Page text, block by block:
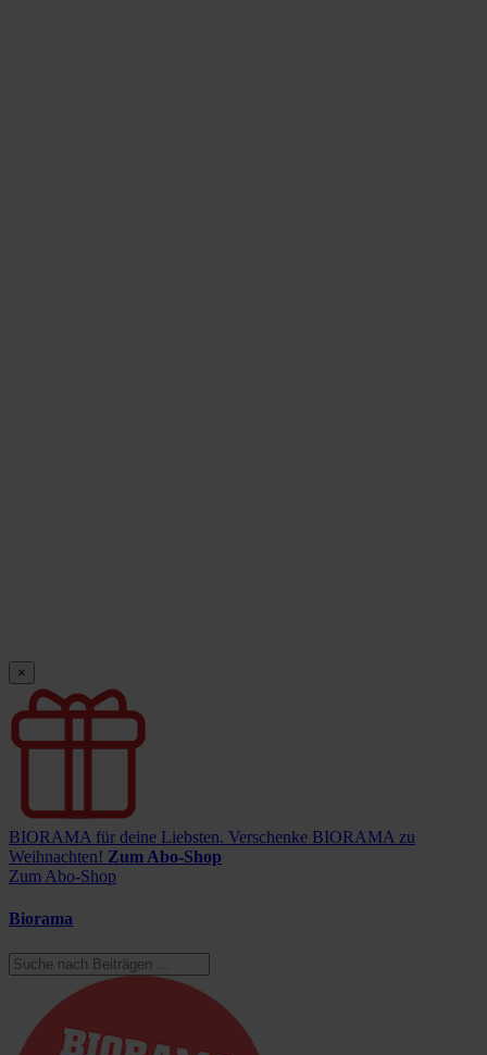
×
BIORAMA für deine Liebsten. Verschenke BIORAMA zu
Weihnachten! Zum Abo-Shop
Zum Abo-Shop
Biorama